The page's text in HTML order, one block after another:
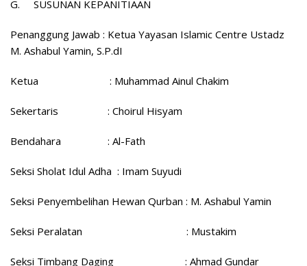
G. SUSUNAN KEPANITIAAN
Penanggung Jawab : Ketua Yayasan Islamic Centre Ustadz
M. Ashabul Yamin, S.P.dI
Ketua : Muhammad Ainul Chakim
Sekertaris : Choirul Hisyam
Bendahara : Al-Fath
Seksi Sholat Idul Adha : Imam Suyudi
Seksi Penyembelihan Hewan Qurban : M. Ashabul Yamin
Seksi Peralatan : Mustakim
Seksi Timbang Daging : Ahmad Gundar